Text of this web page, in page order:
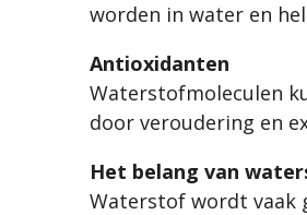
worden in water en
Antioxidanten
Waterstofmoleculen
door veroudering en
Het belang van
Waterstof wordt vaak